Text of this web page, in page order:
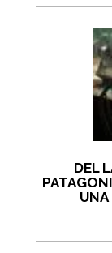
DEL
UNA